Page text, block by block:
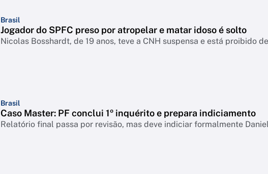
Brasil
Jogador do SPFC preso por atropelar e matar idoso é solto
Nicolas Bosshardt, de 19 anos, teve a CNH suspensa e está proibido
Brasil
Caso Master: PF conclui 1º inquérito e prepara indiciamento
Relatório final passa por revisão, mas deve indiciar formalmente